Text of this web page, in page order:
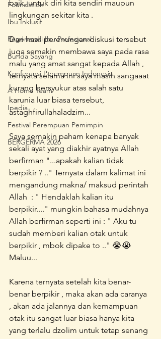
Foundation
Ibu Inklusif
Regenerasi Ibu Profesional
Bunda Sayang
Konferensi Perempuan Indonesia
A Home Team
Ipedia
Festival Perempuan Pemimpin
BERGERMA 2026
baik, untuk diri kita sendiri maupun
lingkungan sekitar kita .
Dari hasil perenungan diskusi tersebut
juga semakin membawa saya pada rasa
malu yang amat sangat kepada Allah ,
ternyata selama ini saya masih sangaaat
kurang bersyukur atas salah satu
karunia luar biasa tersebut,
astaghfirullahaladzim...
Saya semakin paham kenapa banyak
sekali ayat yang diakhir ayatnya Allah
berfirman "...apakah kalian tidak
berpikir ? .." Ternyata dalam kalimat ini
mengandung makna/ maksud perintah
Allah  : " Hendaklah kalian itu
berpikir...." mungkin bahasa mudahnya
Allah berfirman seperti ini : " Aku tu
sudah memberi kalian otak untuk
berpikir , mbok dipake to .." 😭😭
Maluu...
Karena ternyata setelah kita benar-
benar berpikir , maka akan ada caranya
, akan ada jalannya dan kemampuan
otak itu sangat luar biasa hanya kita
yang terlalu dzolim untuk tetap senang